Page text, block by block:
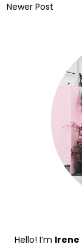
Newer Post
Hello! I’m Irene